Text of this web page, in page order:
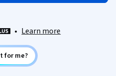
• Learn more
for me?